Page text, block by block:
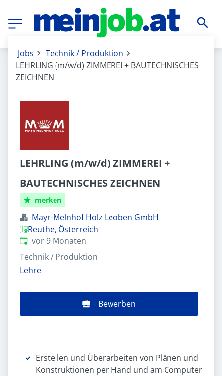
Jobs
Technik / Produktion
LEHRLING (m/w/d) ZIMMEREI + BAUTECHNISCHES
ZEICHNEN
LEHRLING (m/w/d) ZIMMEREI +
BAUTECHNISCHES ZEICHNEN
merken
Mayr-Melnhof Holz Leoben GmbH
Reuthe, Österreich
Veröffentlicht:
vor 9 Monaten
Technik / Produktion
Lehre
Bewerben
Erstellen und Überarbeiten von Plänen und
Konstruktionen per Hand und am Computer